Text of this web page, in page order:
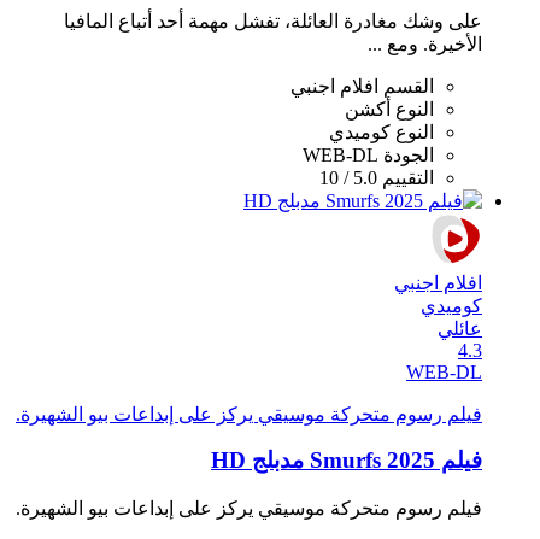
على وشك مغادرة العائلة، تفشل مهمة أحد أتباع المافيا
الأخيرة. ومع ...
القسم
افلام اجنبي
النوع أكشن
النوع كوميدي
الجودة WEB-DL
التقييم 5.0 / 10
افلام اجنبي
كوميدي
عائلي
4.3
WEB-DL
فيلم رسوم متحركة موسيقي يركز على إبداعات بيو الشهيرة.
فيلم Smurfs 2025 مدبلج HD
فيلم رسوم متحركة موسيقي يركز على إبداعات بيو الشهيرة.